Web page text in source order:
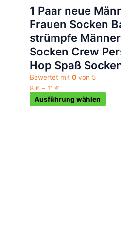
1 Paar neue
Frauen Socken
strümpfe
Socken Crew
Hop Spaß
Bewertet mit0 von 5
8€ –11€
Ausführung wählen
Optionen
können
auf
der
Produktseite
gewählt
werden